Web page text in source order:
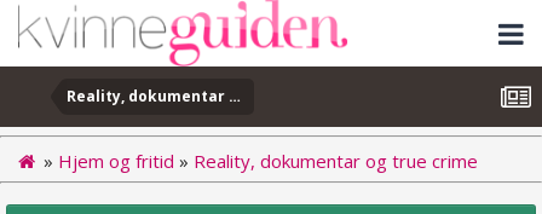
Reality, dokumentar og true crime
» Hjem og fritid » Reality, dokumentar og true crime